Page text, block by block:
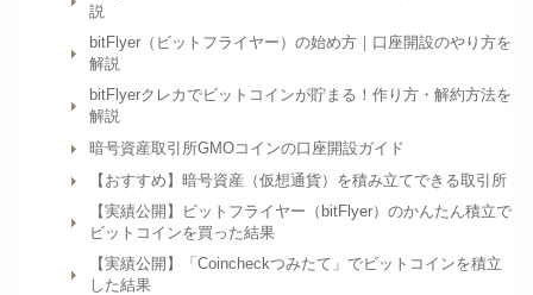
説
bitFlyer（ビットフライヤー）の始め方｜口座開設のやり方を
解説
bitFlyerクレカでビットコインが貯まる！作り方・解約方法を
解説
暗号資産取引所GMOコインの口座開設ガイド
【おすすめ】暗号資産（仮想通貨）を積み立てできる取引所
【実績公開】ビットフライヤー（bitFlyer）のかんたん積立で
ビットコインを買った結果
【実績公開】「Coincheckつみたて」でビットコインを積立
した結果